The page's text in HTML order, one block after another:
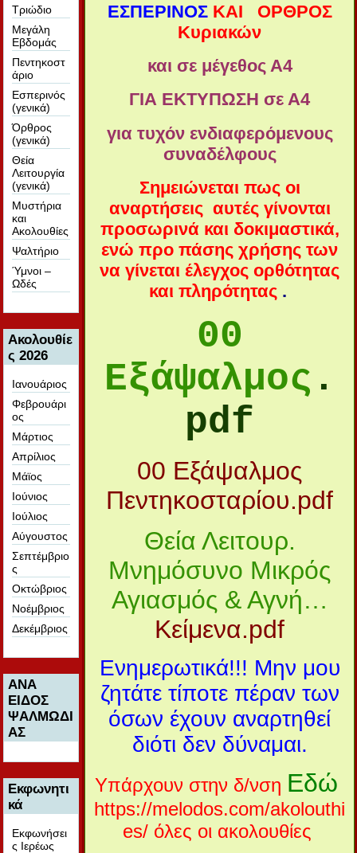
Τριώδιο
Μεγάλη
Εβδομάς
Πεντηκοστ
άριο
Εσπερινός
(γενικά)
Όρθρος
(γενικά)
Θεία
Λειτουργία
(γενικά)
Μυστήρια
και
Ακολουθίες
Ψαλτήριο
Ύμνοι –
Ωδές
Ακολουθίε
ς 2026
Ιανουάριος
Φεβρουάρι
ος
Μάρτιος
Απρίλιος
Μάϊος
Ιούνιος
Ιούλιος
Αύγουστος
Σεπτέμβριο
ς
Οκτώβριος
Νοέμβριος
Δεκέμβριος
ΑΝΑ
ΕΙΔΟΣ
ΨΑΛΜΩΔΙ
ΑΣ
Εκφωνητι
κά
Εκφωνήσει
ς Ιερέως
ΕΣΠΕΡΙΝΟΣΚΑΙ
ΟΡΘΡΟΣ
Κυριακών
και σε μέγεθος Α4
ΓΙΑ ΕΚΤΥΠΩΣΗ σε Α4
για τυχόν ενδιαφερόμενους
συναδέλφους
Σημειώνεται πως οι
αναρτήσεις αυτές γίνονται
προσωρινά και δοκιμαστικά,
ενώ προ πάσης χρήσης των
να γίνεται έλεγχος ορθότητας
και πληρότητας .
00
Εξάψαλμος .
pdf
00 Εξάψαλμος
Πεντηκοσταρίου.pdf
Θεία Λειτουρ.
Μνημόσυνο Μικρός
Αγιασμός & Αγνή…
Κείμενα.pdf
Ενημερωτικά!!! Μην μου
ζητάτε τίποτε πέραν των
όσων έχουν αναρτηθεί
διότι δεν δύναμαι.
Υπάρχουν στην δ/νση Εδώ
https://melodos.com/akolouthi
es/ όλες οι ακολουθίες